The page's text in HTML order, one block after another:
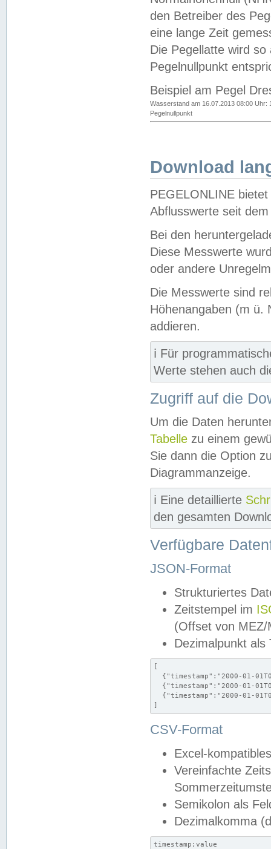
den Betreiber des
eine lange Zeit
Die Pegellatte wird
Pegelnullpunkt
Beispiel am Pegel
Wasserstand am 16.07.2013 08:00 Uhr:
Pegelnullpunkt
Download
PEGELONLINE
Abflusswerte seit
Bei den
Diese Messwerte
oder andere
Die Messwerte sind
Höhenangaben (m ü.
addieren.
ℹ️ Für
Werte stehen auch
Zugriff auf die
Um die Daten
Tabelle zu einem
Sie dann die Option
Diagrammanzeige.
ℹ️ Eine detaillierte
den gesamten
Verfügbare
JSON-Format
Strukturiertes
Zeitstempel im
(Offset von MEZ/
Dezimalpunkt als
[
{"timestamp":"2000-01-
{"timestamp":"2000-01-
{"timestamp":"2000-01-
]
CSV-Format
Excel-
Vereinfachte
Semikolon als
Dezimalkomma
timestamp;value